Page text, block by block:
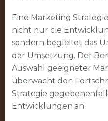
Eine Marketing
nicht nur die
sondern begleitet das
der Umsetzung. Der
Auswahl geeigneter
überwacht den
Strategie
Entwicklungen an.